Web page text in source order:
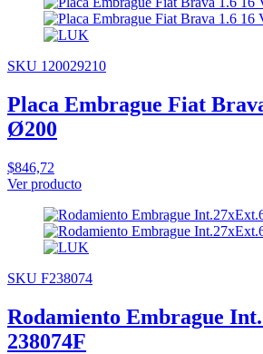
SKU 120029210
Placa Embrague Fiat
Ø200
$846,72
Ver producto
SKU F238074
Rodamiento Embrague
238074F